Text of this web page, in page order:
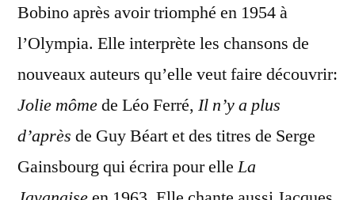
Bobino après avoir triomphé en 1954 à
l’Olympia. Elle interprète les chansons de
nouveaux auteurs qu’elle veut faire découvrir:
Jolie mômede Léo Ferré, Il n’y a plus
d’après de Guy Béart et des titres de Serge
Gainsbourg qui écrira pour elleLa